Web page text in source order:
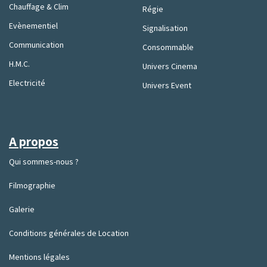
A propos
Qui sommes-nous ?
Filmographie
Galerie
Conditions générales de Location
Mentions légales
Régie
Signalisation
Consommable
Univers Cinema
Univers Event
Chauffage & Clim
Evènementiel
Communication
H.M.C.
Electricité